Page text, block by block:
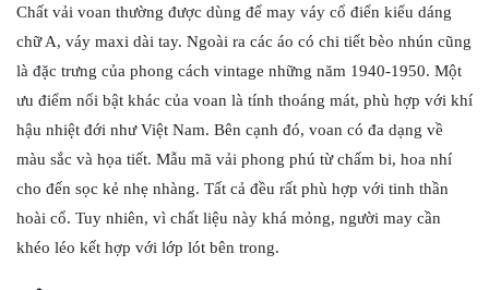
Chất vải voan thường được dùng để may váy cổ điển kiểu dáng
chữ A, váy maxi dài tay. Ngoài ra các áo có chi tiết bèo nhún cũng
là đặc trưng của phong cách vintage những năm 1940-1950. Một
ưu điểm nổi bật khác của voan là tính thoáng mát, phù hợp với khí
hậu nhiệt đới như Việt Nam. Bên cạnh đó, voan có đa dạng về
màu sắc và họa tiết. Mẫu mã vải phong phú từ chấm bi, hoa nhí
cho đến sọc kẻ nhẹ nhàng. Tất cả đều rất phù hợp với tinh thần
hoài cổ. Tuy nhiên, vì chất liệu này khá mỏng, người may cần
khéo léo kết hợp với lớp lót bên trong.